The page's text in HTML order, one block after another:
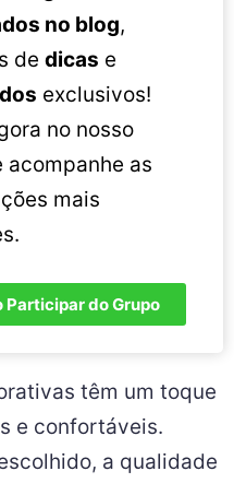
no blog,
dedicas e
exclusivos!
no nosso
acompanhe as
mais
Participar do Grupo
têm um toque
e confortáveis.
a qualidade